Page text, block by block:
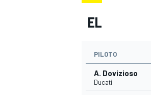
EL
PILOTO
A. Dovizioso
Ducati